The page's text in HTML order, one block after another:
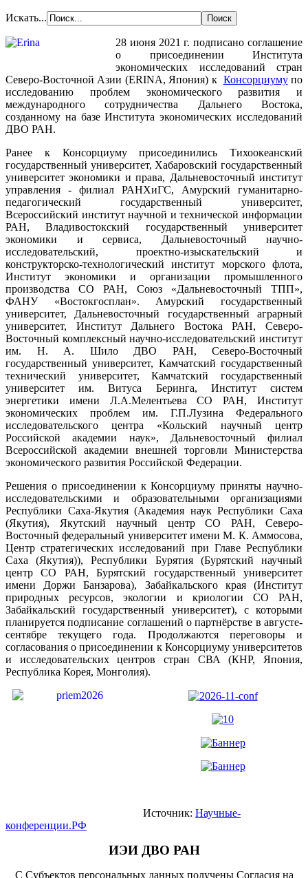
Искать...
28 июня 2021 г. подписано соглашение
о присоединении Института
экономических исследований стран
Северо-Восточной Азии (ERINA, Япония) к Консорциумупо
исследованию проблем экономического развития и
международного сотрудничества Дальнего Востока,
созданному на базе Института экономических исследований
ДВО РАН.
Ранее к Консорциуму присоединились Тихоокеанский
государственный университет, Хабаровский государственный
университет экономики и права, Дальневосточный институт
управления - филиал РАНХиГС, Амурский гуманитарно-
педагогический государственный университет,
Всероссийский институт научной и технической информации
РАН, Владивостокский государственный университет
экономики и сервиса, Дальневосточный научно-
исследовательский, проектно-изыскательский и
конструкторско-технологический институт морского флота,
Институт экономики и организации промышленного
производства СО РАН, Союз «Дальневосточный ТПП»,
ФАНУ «Востокгосплан». Амурский государственный
университет, Дальневосточный государственный аграрный
университет, Институт Дальнего Востока РАН, Северо-
Восточный комплексный научно-исследовательский институт
им. Н. А. Шило ДВО РАН, Северо-Восточный
государственный университет, Камчатский государственный
технический университет, Камчатский государственный
университет им. Витуса Беринга, Институт систем
энергетики имени Л.А.Мелентьева СО РАН, Институт
экономических проблем им. Г.П.Лузина Федерального
исследовательского центра «Кольский научный центр
Российской академии наук», Дальневосточный филиал
Всероссийской академии внешней торговли Министерства
экономического развития Российской Федерации.
Решения о присоединении к Консорциуму приняты научно-
исследовательскими и образовательными организациями
Республики Саха-Якутия (Академия наук Республики Саха
(Якутия), Якутский научный центр СО РАН, Северо-
Восточный федеральный университет имени М. К. Аммосова,
Центр стратегических исследований при Главе Республики
Саха (Якутия)), Республики Бурятия (Бурятский научный
центр СО РАН, Бурятский государственный университет
имени Доржи Банзарова), Забайкальского края (Институт
природных ресурсов, экологии и криологии СО РАН,
Забайкальский государственный университет), с которыми
планируется подписание соглашений о партнёрстве в августе-
сентябре текущего года. Продолжаются переговоры и
согласования о присоединении к Консорциуму университетов
и исследовательских центров стран СВА (КНР, Япония,
Республика Корея, Монголия).
Источник: Научные-
конференции.РФ
ИЭИ ДВО РАН
С Субъектов персональных данных получены Согласия на